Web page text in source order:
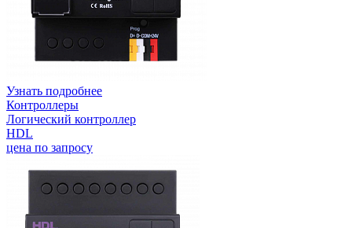
Узнать подробнее
Контроллеры
Логический контроллер
HDL
цена по запросу